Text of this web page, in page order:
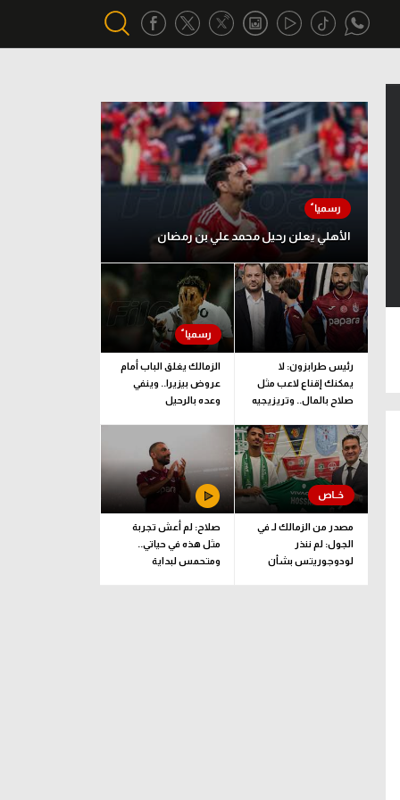
أقسام خاصة
Gamers
ميركاتو
تحقيق في الجول
تقرير في الجول
تحليل في الجول
حكايات في الجول
كويز في الجول
فيديو في الجول
الأهلي يعلن رحيل محمد علي بن رمضان
رئيس طرابزون: لا
يمكنك إقناع لاعب مثل
صلاح بالمال.. وتريزيجيه
الصفقة
الزمالك يغلق الباب أمام
عروض بيزيرا.. وينفي
وعده بالرحيل
مصدر من الزمالك لـ في
الجول: لم ننذر
لودوجوريتس بشأن
صلاح: لم أعش تجربة
مثل هذه في حياتي..
ومتحمس لبداية